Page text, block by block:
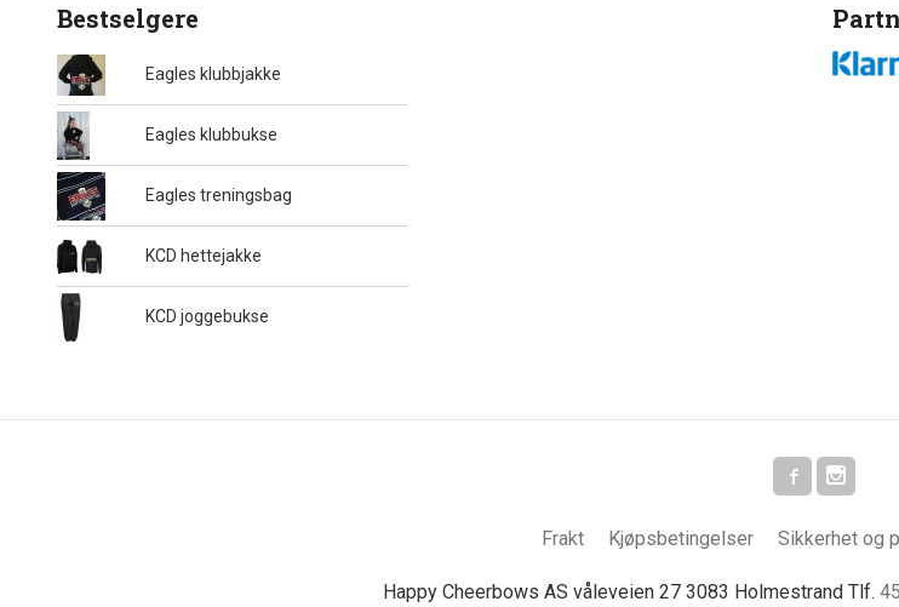
Bestselgere
Eagles klubbjakke
Eagles klubbukse
Eagles treningsbag
KCD hettejakke
KCD joggebukse
Frakt Kjøpsbetingelser Sikkerhet og
Happy Cheerbows AS våleveien 27 3083 Holmestrand Tlf.